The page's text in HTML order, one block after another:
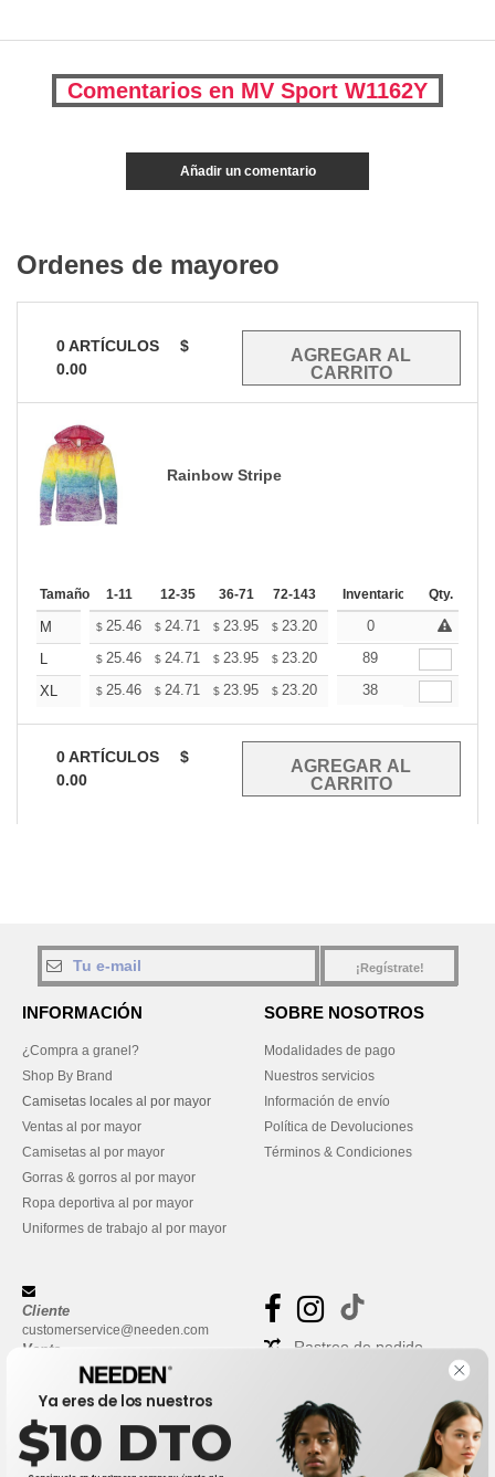
Comentarios en MV Sport W1162Y
Añadir un comentario
Ordenes de mayoreo
0ARTÍCULOS
$
0.00
Rainbow Stripe
Tamaño 1-11 12-35 36-71 72-143 144-287 288 +
Inventario Qty.
M $ 25.46 $ 24.71 $ 23.95 $ 23.20 22.44
0
L
$ 25.46 $ 24.71 $ 23.95 $ 23.20 22.44
89
XL
$ 25.46 $ 24.71 $ 23.95 $ 23.20 22.44
38
0ARTÍCULOS
$
0.00
¡Regístrate!
INFORMACIÓN
¿Compra a granel?
Shop By Brand
Camisetas locales al por mayor
Ventas al por mayor
Camisetas al por mayor
Gorras & gorros al por mayor
Ropa deportiva al por mayor
Uniformes de trabajo al por mayor
SOBRE NOSOTROS
Modalidades de pago
Nuestros servicios
Información de envío
Política de Devoluciones
Términos & Condiciones
Cliente
customerservice@needen.com
Venta
sales@needen.com
Rastreo de pedido
Ya eres de los nuestros
$10 DTO